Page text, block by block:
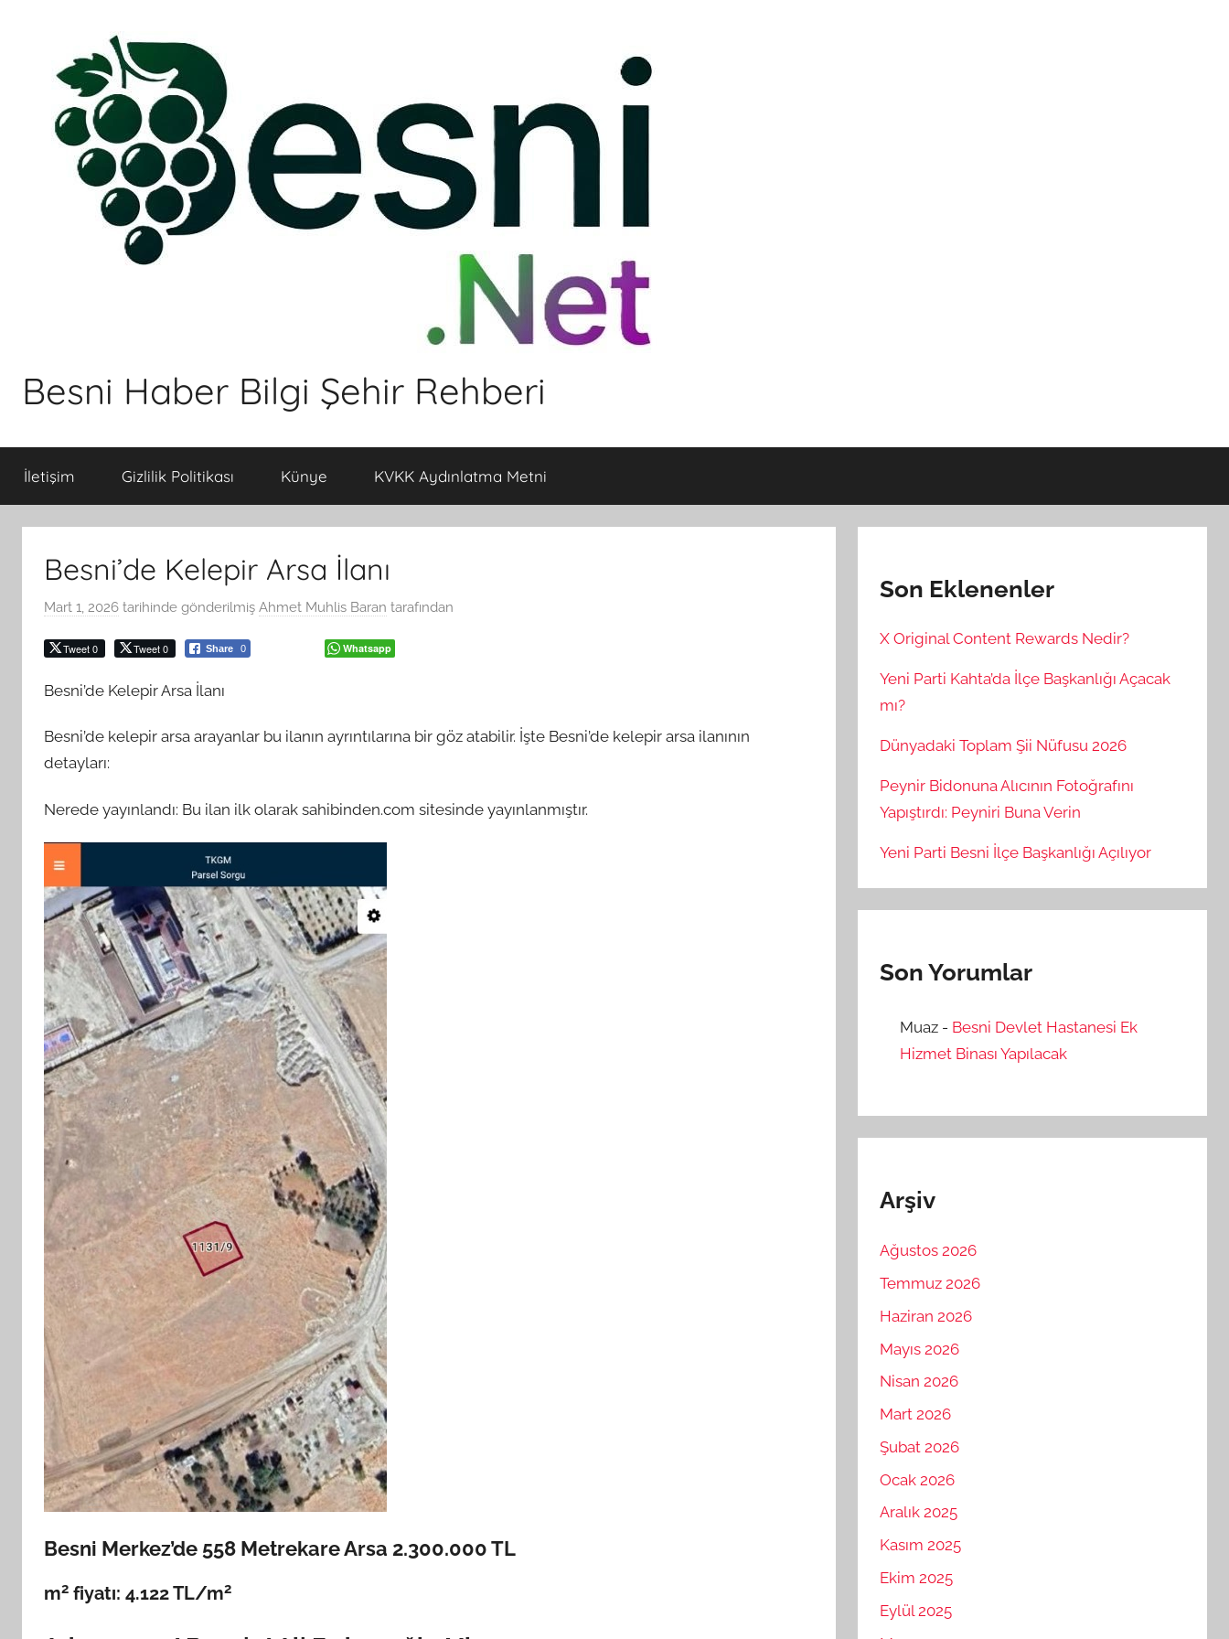
Besni Haber Bilgi Şehir Rehberi
İletişim Gizlilik Politikası Künye KVKK Aydınlatma Metni
Besni’de Kelepir Arsa İlanı
Mart 1, 2026 tarihinde gönderilmiş Ahmet Muhlis Baran tarafından
Tweet 0 Tweet 0 Share 0 Whatsapp
Besni’de Kelepir Arsa İlanı
Besni’de kelepir arsa arayanlar bu ilanın ayrıntılarına bir göz atabilir. İşte Besni’de kelepir arsa ilanının
detayları:
Nerede yayınlandı: Bu ilan ilk olarak sahibinden.com sitesinde yayınlanmıştır.
Besni Merkez’de 558 Metrekare Arsa 2.300.000 TL
m2 fiyatı: 4.122 TL/m2
Son Eklenenler
X Original Content Rewards Nedir?
Yeni Parti Kahta’da İlçe Başkanlığı Açacak
mı?
Dünyadaki Toplam Şii Nüfusu 2026
Peynir Bidonuna Alıcının Fotoğrafını
Yapıştırdı: Peyniri Buna Verin
Yeni Parti Besni İlçe Başkanlığı Açılıyor
Son Yorumlar
Muaz- Besni Devlet Hastanesi Ek
Hizmet Binası Yapılacak
Arşiv
Ağustos 2026
Temmuz 2026
Haziran 2026
Mayıs 2026
Nisan 2026
Mart 2026
Şubat 2026
Ocak 2026
Aralık 2025
Kasım 2025
Ekim 2025
Eylül 2025